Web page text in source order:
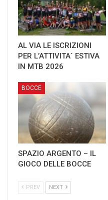
AL VIA LE ISCRIZIONI
PER L’ATTIVITA` ESTIVA
IN MTB 2026
BOCCE
SPAZIO ARGENTO – IL
GIOCO DELLE BOCCE
PREV NEXT